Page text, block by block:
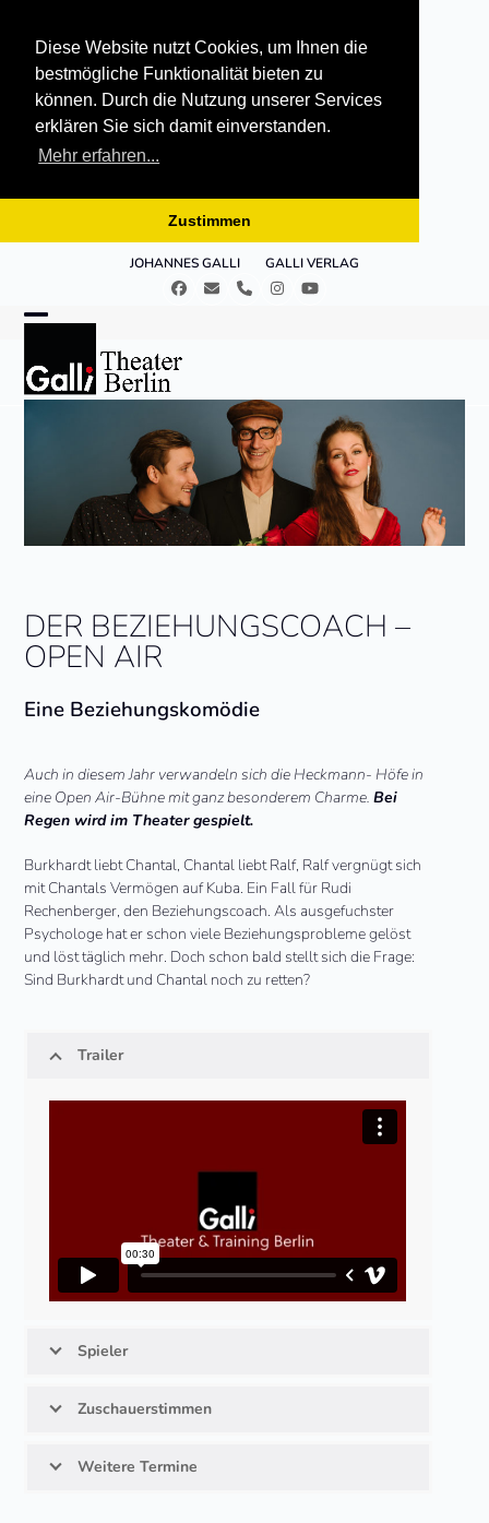
Diese Website nutzt Cookies, um Ihnen die
bestmögliche Funktionalität bieten zu
können. Durch die Nutzung unserer Services
erklären Sie sich damit einverstanden.
Mehr erfahren...
Zustimmen
JOHANNES GALLI GALLI VERLAG
Facebook
E- TelefonInstagramYouTube
mobile
menu
mobile
menu
DER BEZIEHUNGSCOACH –
OPEN AIR
Eine Beziehungskomödie
Auch in diesem Jahr verwandeln sich die Heckmann- Höfe in
eine Open Air-Bühne mit ganz besonderem Charme.Bei
Regen wird im Theater gespielt.
Burkhardt liebt Chantal, Chantal liebt Ralf, Ralf vergnügt sich
mit Chantals Vermögen auf Kuba. Ein Fall für Rudi
Rechenberger, den Beziehungscoach. Als ausgefuchster
Psychologe hat er schon viele Beziehungsprobleme gelöst
und löst täglich mehr. Doch schon bald stellt sich die Frage:
Sind Burkhardt und Chantal noch zu retten?
Trailer
Spieler
Zuschauerstimmen
Weitere Termine